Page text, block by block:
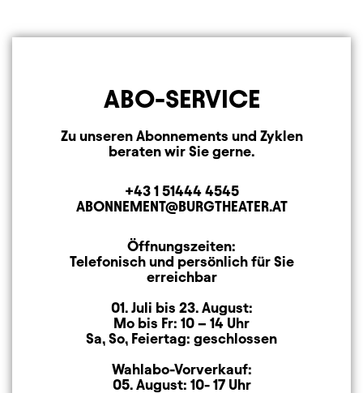
ABO-SERVICE
Zu unseren Abonnements und Zyklen
beraten wir Sie gerne.
Telefon
+43 1 51444 4545
E-MAIL ADRESSE
ABONNEMENT@BURGTHEATER.AT
Öffnungszeiten
Öffnungszeiten:
Telefonisch und persönlich für Sie
erreichbar
01. Juli bis 23. August:
Mo bis Fr: 10 – 14 Uhr
Sa, So, Feiertag: geschlossen
Wahlabo-Vorverkauf:
05. August: 10- 17 Uhr